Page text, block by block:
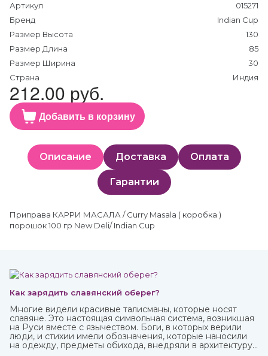
Артикул
015271
Бренд
Indian Cup
Размер Высота
130
Размер Длина
85
Размер Ширина
30
Страна
Индия
212.00 руб.
Добавить в корзину
Описание Доставка Оплата
Гарантии
Приправа КАРРИ МАСАЛА / Curry Masala ( коробка )
порошок 100 гр New Deli/ Indian Cup
Как зарядить славянский оберег?
Многие видели красивые талисманы, которые носят
славяне. Это настоящая символьная система, возникшая
на Руси вместе с язычеством. Боги, в которых верили
люди, и стихии имели обозначения, которые наносили
на одежду, предметы обихода, внедряли в архитектуру